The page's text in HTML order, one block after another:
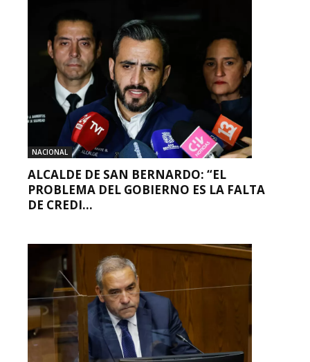
NACIONAL
ALCALDE DE SAN BERNARDO: “EL
PROBLEMA DEL GOBIERNO ES LA FALTA
DE CREDI...